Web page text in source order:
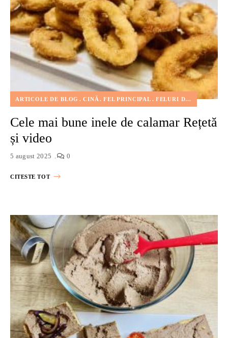
ARTICOLE DE BLOG CINĂ FEL PRINCIPAL FELURI DE MÂNCARE
Cele mai bune inele de calamar Rețetă
și video
5 august 2025 0
CITESTE TOT